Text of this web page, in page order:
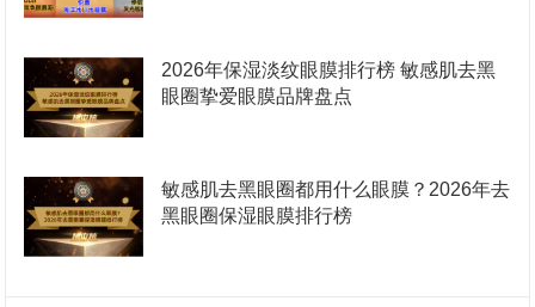
2026年保湿淡纹眼膜排行榜 敏感肌去黑
眼圈挚爱眼膜品牌盘点
敏感肌去黑眼圈都用什么眼膜？2026年去
黑眼圈保湿眼膜排行榜